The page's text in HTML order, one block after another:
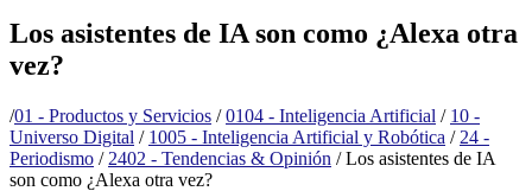
Los asistentes de IA son como ¿Alexa otra
vez?
/01 - Productos y Servicios / 0104 - Inteligencia Artificial / 10 -
Universo Digital / 1005 - Inteligencia Artificial y Robótica / 24 -
Periodismo / 2402 - Tendencias & Opinión /Los asistentes de IA
son como ¿Alexa otra vez?